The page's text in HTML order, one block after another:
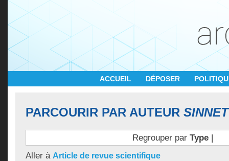
ACCUEIL DÉPOSER
PARCOURIR PAR AUTEUR
Regrouper par Type|
Aller à Article de revue scientifique